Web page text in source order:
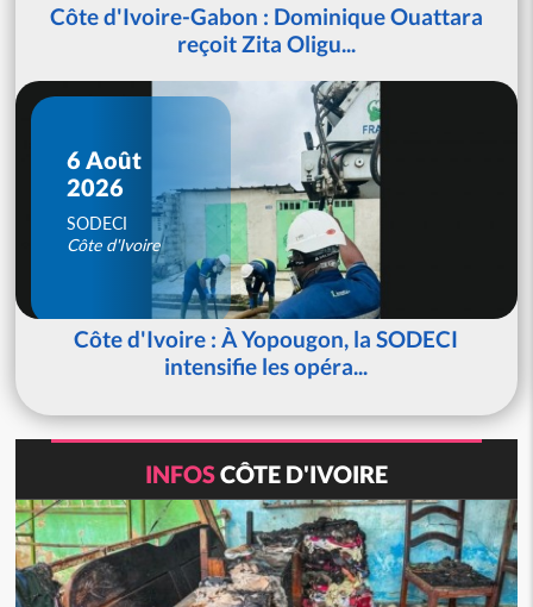
Côte d'Ivoire-Gabon : Dominique Ouattara
reçoit Zita Oligu...
6 Août
2026
SODECI
Côte d'Ivoire
Côte d'Ivoire : À Yopougon, la SODECI
intensifie les opéra...
INFOSCÔTE D'IVOIRE